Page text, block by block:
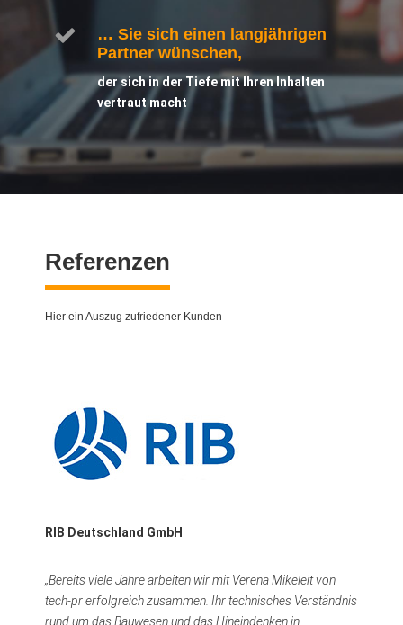
… Sie sich einen langjährigen
Partner wünschen,
der sich in der Tiefe mit Ihren Inhalten
vertraut macht
Referenzen
Hier ein Auszug zufriedener Kunden
RIB Deutschland GmbH
„Bereits viele Jahre arbeiten wir mit Verena Mikeleit von
tech-pr erfolgreich zusammen. Ihr technisches Verständnis
rund um das Bauwesen und das Hineindenken in